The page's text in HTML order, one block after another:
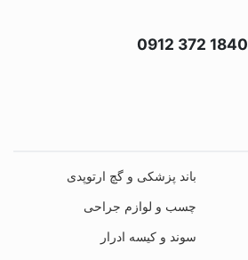
0912 372 1840
باند پزشکی و گچ ارتوپدی
چسب و لوازم جراحی
سوند و کیسه ادرار